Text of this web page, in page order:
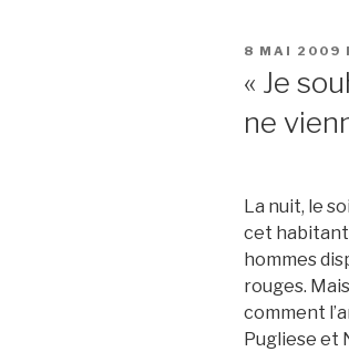
PUBLIÉ
8 MAI 2009
« Je
ne
La nuit, le
cet habitant
hommes
rouges.
comment
Pugliese et